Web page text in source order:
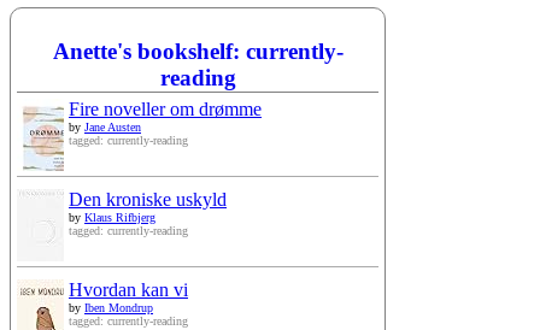
Anette's bookshelf: currently-
reading
Fire noveller om drømme
by Jane Austen
tagged: currently-reading
Den kroniske uskyld
by Klaus Rifbjerg
tagged: currently-reading
Hvordan kan vi
by Iben Mondrup
tagged: currently-reading